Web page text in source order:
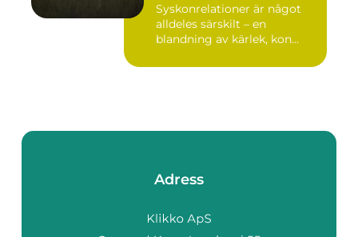
Syskonrelationer är något
alldeles särskilt – en
blandning av kärlek, kon...
Adress